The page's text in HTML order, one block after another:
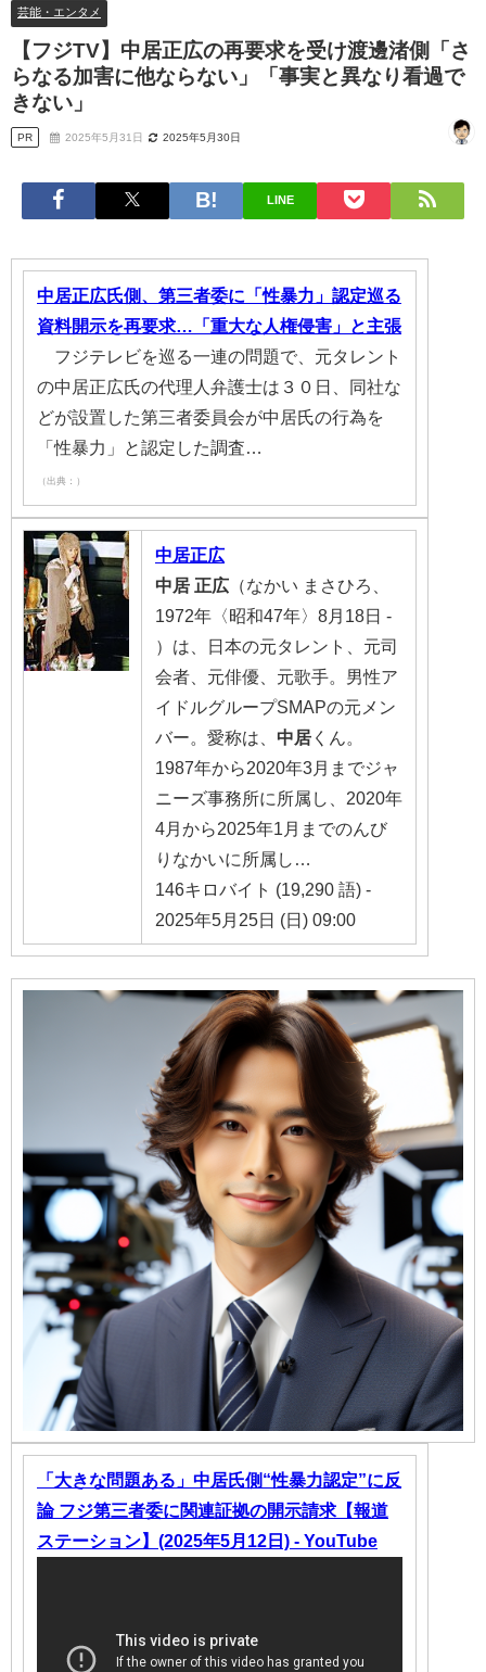
芸能・エンタメ
【フジTV】中居正広の再要求を受け渡邊渚側「さ
らなる加害に他ならない」「事実と異なり看過で
きない」
PR 2025年5月31日 2025年5月30日
LINE
中居正広氏側、第三者委に「性暴力」認定巡る
資料開示を再要求…「重大な人権侵害」と主張
フジテレビを巡る一連の問題で、元タレント
の中居正広氏の代理人弁護士は３０日、同社な
どが設置した第三者委員会が中居氏の行為を
「性暴力」と認定した調査…
（出典：）
中居正広
中居 正広 （なかい まさひろ、
1972年〈昭和47年〉8月18日 -
）は、日本の元タレント、元司
会者、元俳優、元歌手。男性ア
イドルグループSMAPの元メン
バー。愛称は、 中居 くん。
1987年から2020年3月までジャ
ニーズ事務所に所属し、2020年
4月から2025年1月までのんび
りなかいに所属し…
146キロバイト (19,290 語) -
2025年5月25日 (日) 09:00
「大きな問題ある」中居氏側“性暴力認定”に反
論 フジ第三者委に関連証拠の開示請求【報道
ステーション】(2025年5月12日) - YouTube